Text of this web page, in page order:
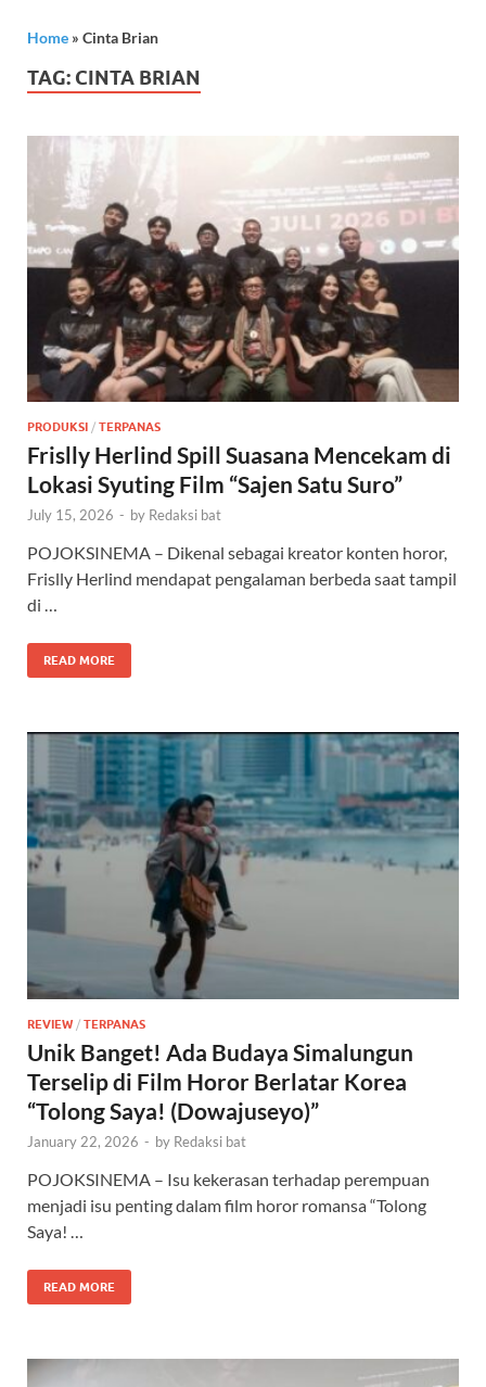
Home » Cinta Brian
TAG: CINTA BRIAN
PRODUKSI / TERPANAS
Frislly Herlind Spill Suasana Mencekam di
Lokasi Syuting Film “Sajen Satu Suro”
July 15, 2026 - by Redaksi bat
POJOKSINEMA – Dikenal sebagai kreator konten horor,
Frislly Herlind mendapat pengalaman berbeda saat tampil
di …
READ MORE
REVIEW / TERPANAS
Unik Banget! Ada Budaya Simalungun
Terselip di Film Horor Berlatar Korea
“Tolong Saya! (Dowajuseyo)”
January 22, 2026 - by Redaksi bat
POJOKSINEMA – Isu kekerasan terhadap perempuan
menjadi isu penting dalam film horor romansa “Tolong
Saya! …
READ MORE